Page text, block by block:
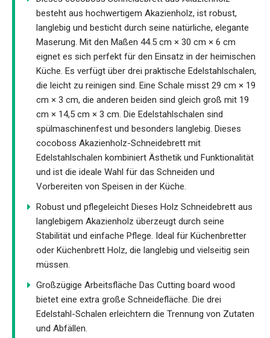
besteht aus hochwertigem Akazienholz, ist robust,
langlebig und besticht durch seine natürliche, elegante
Maserung. Mit den Maßen 44.5 cm × 30 cm × 6 cm
eignet es sich perfekt für den Einsatz in der heimischen
Küche. Es verfügt über drei praktische Edelstahlschalen,
die leicht zu reinigen sind. Eine Schale misst 29 cm × 19
cm × 3 cm, die anderen beiden sind gleich groß mit 19
cm × 14,5 cm × 3 cm. Die Edelstahlschalen sind
spülmaschinenfest und besonders langlebig. Dieses
cocoboss Akazienholz-Schneidebrett mit
Edelstahlschalen kombiniert Ästhetik und Funktionalität
und ist die ideale Wahl für das Schneiden und
Vorbereiten von Speisen in der Küche.
Robust und pflegeleicht Dieses Holz Schneidebrett aus
langlebigem Akazienholz überzeugt durch seine
Stabilität und einfache Pflege. Ideal für Küchenbretter
oder Küchenbrett Holz, die langlebig und vielseitig sein
müssen.
Großzügige Arbeitsfläche Das Cutting board wood
bietet eine extra große Schneidefläche. Die drei
Edelstahl-Schalen erleichtern die Trennung von Zutaten
und Abfällen.